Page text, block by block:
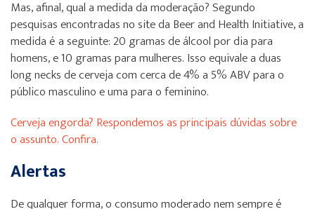
Mas, afinal, qual a medida da moderação? Segundo
pesquisas encontradas no site da Beer and Health Initiative, a
medida é a seguinte: 20 gramas de álcool por dia para
homens, e 10 gramas para mulheres. Isso equivale a duas
long necks de cerveja com cerca de 4% a 5% ABV para o
público masculino e uma para o feminino.
Cerveja engorda? Respondemos as principais dúvidas sobre
o assunto. Confira.
Alertas
De qualquer forma, o consumo moderado nem sempre é